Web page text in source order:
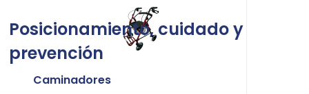
Caminadores
Posicionamiento, cuidado y
prevención